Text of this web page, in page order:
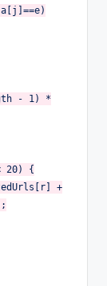
- 1) *
20) {
+